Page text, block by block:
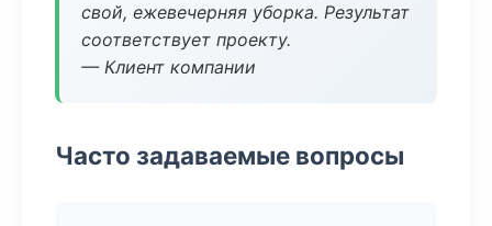
свой, ежевечерняя уборка. Результат
соответствует проекту.
— Клиент компании
Часто задаваемые вопросы